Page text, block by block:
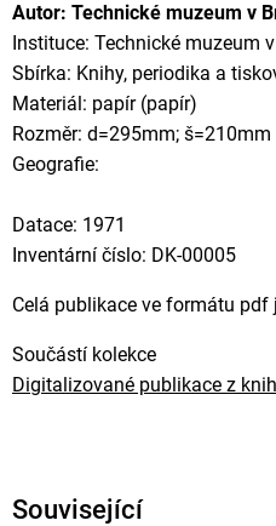
Autor: Technické muzeum v
Instituce: Technické muzeum
Sbírka: Knihy, periodika a
Materiál: papír (papír)
Rozměr: d=295mm; š=210mm
Geografie:
Datace: 1971
Inventární číslo: DK-00005
Celá publikace ve formátu pdf
Součástí kolekce
Digitalizované publikace z
Související